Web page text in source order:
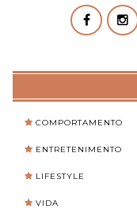
COMPORTAMENTO
ENTRETENIMENTO
LIFESTYLE
VIDA